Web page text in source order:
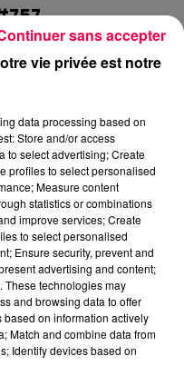
d'une chanson qui
et qu'on braille dans
Cette chanson,
Joe Dassin, sortie en
un Américain qui a
— né à New York en
hollywoodien, il
50 parce que son
a dû quitter les
yorkais légèrement
de ses plus grandes
vie privée est notre
data processing based on
Store and/or access
to select advertising; Create
profiles to select personalised
Measure content
statistics or combinations
improve services; Create
to select personalised
Ensure security, prevent and
advertising and content;
These technologies may
and browsing data to offer
on information actively
Match and combine data from
Identify devices based on
sans accepter